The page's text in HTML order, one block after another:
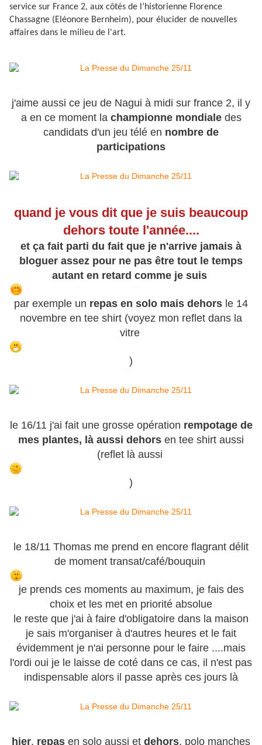
service sur France 2, aux côtés de l’historienne Florence
Chassagne (Eléonore Bernheim), pour élucider de nouvelles
affaires dans le milieu de l'art.
j'aime aussi ce jeu de Nagui à midi sur france 2, il y
a en ce moment la championne mondialedes
candidats d'un jeu télé en nombre de
participations
quand je vous dit que je suis beaucoup
dehors toute l'année....
et ça fait parti du fait que je n'arrive jamais à
bloguer assez pour ne pas être tout le temps
autant en retard comme je suis
par exemple un repas en solo mais dehors le 14
novembre en tee shirt (voyez mon reflet dans la
vitre
)
le 16/11 j'ai fait une grosse opération rempotage de
mes plantes, là aussi dehors en tee shirt aussi
(reflet là aussi
)
le 18/11 Thomas me prend en encore flagrant délit
de moment transat/café/bouquin
je prends ces moments au maximum, je fais des
choix et les met en priorité absolue
le reste que j'ai à faire d'obligatoire dans la maison
je sais m'organiser à d'autres heures et le fait
évidemment je n'ai personne pour le faire ....mais
l'ordi oui je le laisse de coté dans ce cas, il n'est pas
indispensable alors il passe après ces jours là
hier, repas en solo aussi et dehors, polo manches